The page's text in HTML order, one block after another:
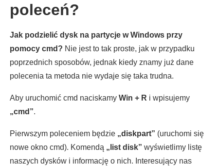
poleceń?
Jak podzielić dysk na partycje w Windows przy
pomocy cmd? Nie jest to tak proste, jak w przypadku
poprzednich sposobów, jednak kiedy znamy już dane
polecenia ta metoda nie wydaje się taka trudna.
Aby uruchomić cmd naciskamy Win + R i wpisujemy
„cmd”.
Pierwszym poleceniem będzie „diskpart” (uruchomi się
nowe okno cmd). Komendą „list disk” wyświetlimy listę
naszych dysków i informację o nich. Interesujący nas